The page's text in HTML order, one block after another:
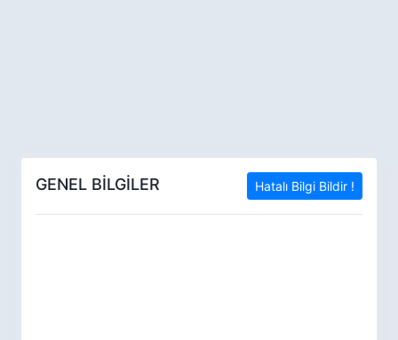
GENEL BİLGİLER Hatalı Bilgi Bildir !